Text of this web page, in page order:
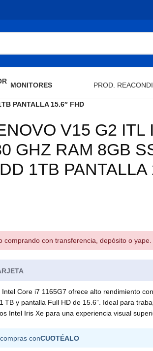
MONITORES PROD.
PANTALLA 15.6″ FHD
V15 G2 ITL
GHZ RAM 8GB
1TB PANTALLA
comprando con transferencia, depósito o yape.
Core i7 1165G7 ofrece alto rendimiento con
TB y pantalla Full HD de 15.6”. Ideal para
Intel Iris Xe para una experiencia visual
conCUOTÉALO